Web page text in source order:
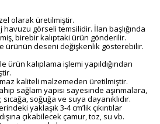
olarak üretilmiştir.
görseli temsilidir. İlan başlığında
birebir kalıptaki ürün gönderilir.
ürünün deseni değişkenlik gösterebilir.
ürün kalıplama işlemi yapıldığından
kaliteli malzemeden üretilmiştir.
sağlam yapısı sayesinde aşınmalara,
sıcağa, soğuğa ve suya dayanıklıdır.
yaklaşık 3-4 cm’lik çıkıntılar
çıkabilecek çamur, toz, su vb.